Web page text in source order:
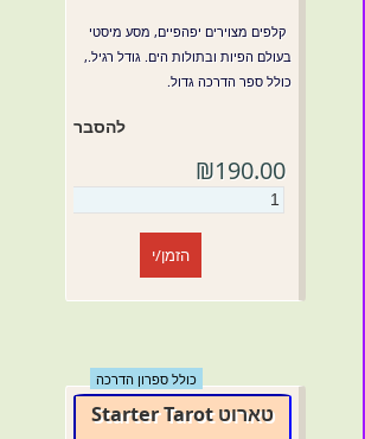
קלפים מצוירים יפהפיים, מסע מיסטי
בעולם הפיות ובתולות הים. גודל רגיל.,
כולל ספר הדרכה גדול.
להסבר
₪190.00
הזמן/י
כולל ספרון הדרכה
טארוט Starter Tarot